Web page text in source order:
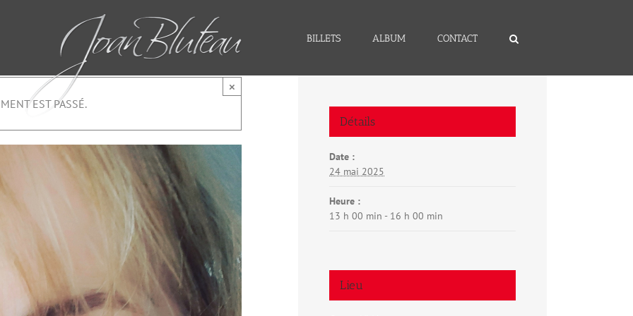
BILLETS ALBUM CONTACT
×
EST PASSÉ.
Détails
Date :
24 mai 2025
Heure :
13 h 00 min - 16 h 00 min
Lieu